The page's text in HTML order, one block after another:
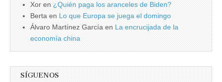
Xor en ¿Quién paga los aranceles de Biden?
Berta en Lo que Europa se juega el domingo
Álvaro Martínez García en La encrucijada de la
economía china
SÍGUENOS